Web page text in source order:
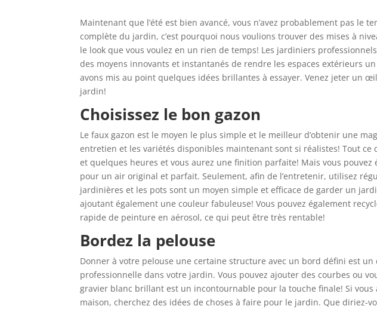
Maintenant que l’été est bien avancé, vous n’avez probablement pas le
complète du jardin, c’est pourquoi nous voulions trouver des mises à
le look que vous voulez en un rien de temps! Les jardiniers
des moyens innovants et instantanés de rendre les espaces extérieurs
avons mis au point quelques idées brillantes à essayer. Venez jeter un
jardin!
Choisissez le bon gazon
Le faux gazon est le moyen le plus simple et le meilleur d’obtenir une
entretien et les variétés disponibles maintenant sont si réalistes! Tout ce
et quelques heures et vous aurez une finition parfaite! Mais vous
pour un air original et parfait. Seulement, afin de l’entretenir, utilisez
jardinières et les pots sont un moyen simple et efficace de garder un
ajoutant également une couleur fabuleuse! Vous pouvez également
rapide de peinture en aérosol, ce qui peut être très rentable!
Bordez la pelouse
Donner à votre pelouse une certaine structure avec un bord défini est
professionnelle dans votre jardin. Vous pouvez ajouter des courbes ou
gravier blanc brillant est un incontournable pour la touche finale! Si
maison, cherchez des idées de choses à faire pour le jardin. Que diriez-